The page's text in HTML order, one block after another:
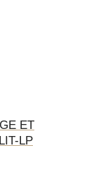
ET
LP